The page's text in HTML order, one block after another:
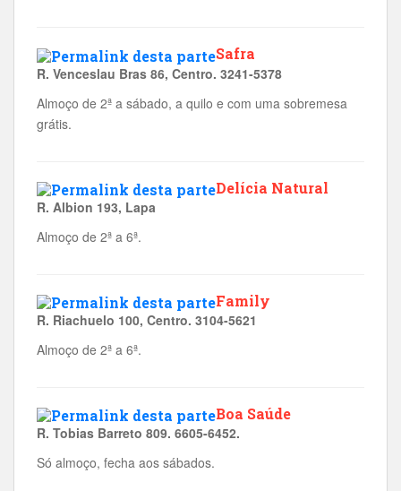
Safra
R. Venceslau Bras 86, Centro. 3241-5378
Almoço de 2ª a sábado, a quilo e com uma sobremesa
grátis.
Delícia Natural
R. Albion 193, Lapa
Almoço de 2ª a 6ª.
Family
R. Riachuelo 100, Centro. 3104-5621
Almoço de 2ª a 6ª.
Boa Saúde
R. Tobias Barreto 809. 6605-6452.
Só almoço, fecha aos sábados.